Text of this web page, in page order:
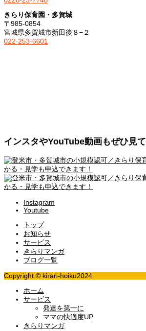
きらり保育園・多賀城
〒985-0854
宮城県多賀城市新田後８−２
022-253-6601
インスタやYouTube動画もぜひ見
Instagram
Youtube
トップ
お知らせ
サービス
きらりマンガ
ブログ一覧
Copyright © kirari-hoiku2024
ホーム
サービス
発達を第一に
ママの快適度UP
きらりマンガ